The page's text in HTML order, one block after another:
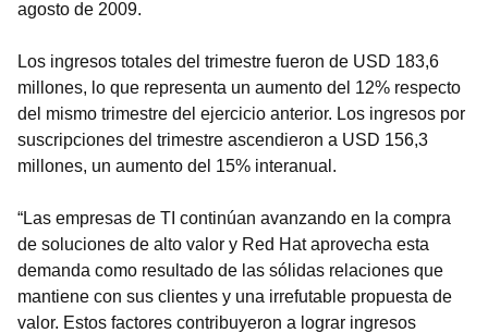
agosto de 2009.
Los ingresos totales del trimestre fueron de USD 183,6
millones, lo que representa un aumento del 12% respecto
del mismo trimestre del ejercicio anterior. Los ingresos por
suscripciones del trimestre ascendieron a USD 156,3
millones, un aumento del 15% interanual.
“Las empresas de TI continúan avanzando en la compra
de soluciones de alto valor y Red Hat aprovecha esta
demanda como resultado de las sólidas relaciones que
mantiene con sus clientes y una irrefutable propuesta de
valor. Estos factores contribuyeron a lograr ingresos